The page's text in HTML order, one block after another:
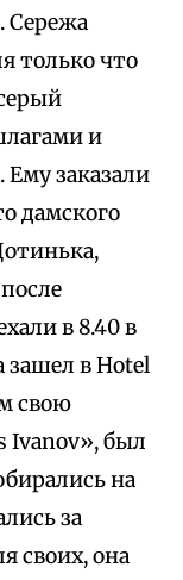
Сережа
только что
и
заказали
дамского
в 8.40 в
зашел в Hotel
свою
Ivanov», был
на
за
своих, она